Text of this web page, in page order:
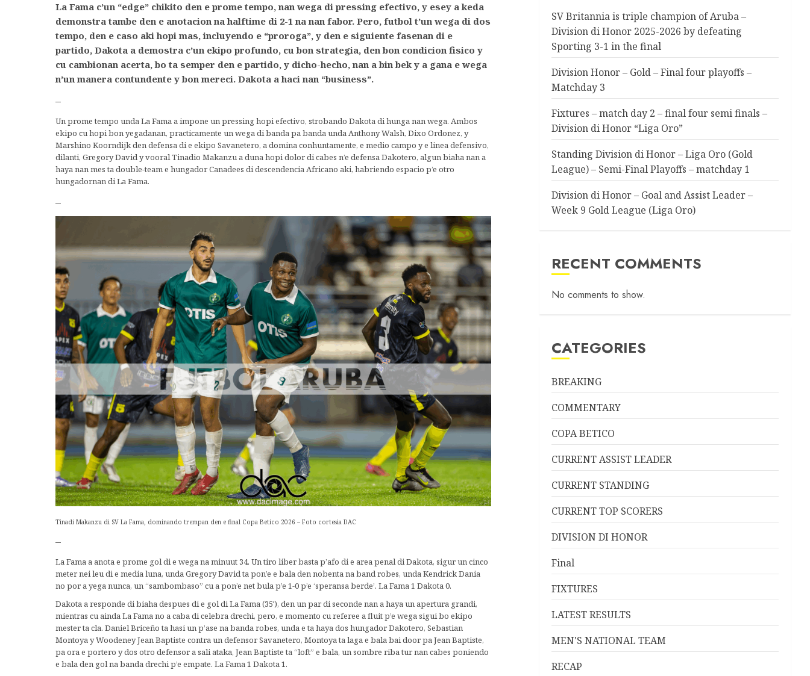
La Fama c’un “edge” chikito den e prome tempo, nan wega di pressing efectivo, y esey a keda
demonstra tambe den e anotacion na halftime di 2-1 na nan fabor. Pero, futbol t’un wega di dos
tempo, den e caso aki hopi mas, incluyendo e “proroga”, y den e siguiente fasenan di e
partido, Dakota a demostra c’un ekipo profundo, cu bon strategia, den bon condicion fisico y
cu cambionan acerta, bo ta semper den e partido, y dicho-hecho, nan a bin bek y a gana e wega
n’un manera contundente y bon mereci. Dakota a haci nan “business”.
–
Un prome tempo unda La Fama a impone un pressing hopi efectivo, strobando Dakota di hunga nan wega. Ambos
ekipo cu hopi bon yegadanan, practicamente un wega di banda pa banda unda Anthony Walsh, Dixo Ordonez, y
Marshino Koorndijk den defensa di e ekipo Savanetero, a domina conhuntamente, e medio campo y e linea defensivo,
dilanti, Gregory David y vooral Tinadio Makanzu a duna hopi dolor di cabes n’e defensa Dakotero, algun biaha nan a
haya nan mes ta double-team e hungador Canadees di descendencia Africano aki, habriendo espacio p’e otro
hungadornan di La Fama.
–
Tinadi Makanzu di SV La Fama, dominando trempan den e final Copa Betico 2026 – Foto cortesia DAC
–
La Fama a anota e prome gol di e wega na minuut 34. Un tiro liber basta p’afo di e area penal di Dakota, sigur un cinco
meter nei leu di e media luna, unda Gregory David ta pon’e e bala den nobenta na band robes, unda Kendrick Dania
no por a yega nunca, un “sambombaso” cu a pon’e net bula p’e 1-0 p’e ‘speransa berde’. La Fama 1 Dakota 0.
Dakota a responde di biaha despues di e gol di La Fama (35′), den un par di seconde nan a haya un apertura grandi,
mientras cu ainda La Fama no a caba di celebra drechi, pero, e momento cu referee a fluit p’e wega sigui bo ekipo
mester ta cla. Daniel Briceño ta hasi un p’ase na banda robes, unda e ta haya dos hungador Dakotero, Sebastian
Montoya y Woodeney Jean Baptiste contra un defensor Savanetero, Montoya ta laga e bala bai door pa Jean Baptiste,
pa ora e portero y dos otro defensor a sali ataka, Jean Baptiste ta “loft” e bala, un sombre riba tur nan cabes poniendo
e bala den gol na banda drechi p’e empate. La Fama 1 Dakota 1.
SV Britannia is triple champion of Aruba –
Division di Honor 2025-2026 by defeating
Sporting 3-1 in the final
Division Honor – Gold – Final four playoffs –
Matchday 3
Fixtures – match day 2 – final four semi finals –
Division di Honor “Liga Oro”
Standing Division di Honor – Liga Oro (Gold
League) – Semi-Final Playoffs – matchday 1
Division di Honor – Goal and Assist Leader –
Week 9 Gold League (Liga Oro)
RECENT COMMENTS
No comments to show.
CATEGORIES
BREAKING
COMMENTARY
COPA BETICO
CURRENT ASSIST LEADER
CURRENT STANDING
CURRENT TOP SCORERS
DIVISION DI HONOR
Final
FIXTURES
LATEST RESULTS
MEN'S NATIONAL TEAM
RECAP